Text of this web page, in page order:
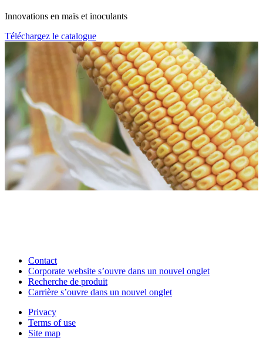
Innovations en maïs et inoculants
Téléchargez le catalogue
Contact
Corporate website s’ouvre dans un nouvel onglet
Recherche de produit
Carrière s’ouvre dans un nouvel onglet
Privacy
Terms of use
Site map